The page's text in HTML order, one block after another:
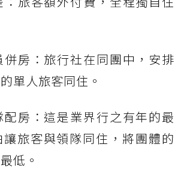
併房：旅行社在同團中，安排
單人旅客同住。
房：這是業界行之有年的最
旅客與領隊同住，將團體的
低。